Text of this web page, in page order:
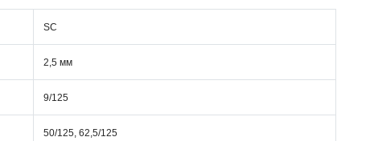
SC
2,5 мм
9/125
50/125, 62,5/125